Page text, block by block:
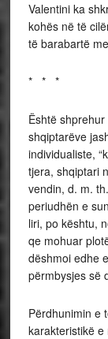
Valentini ka
kohës në të
të barabartë
* * *
Është
shqiptarëve
individualiste,
tjera, shqiptari
vendin, d. m.
periudhën e
liri, po kështu,
qe mohuar
dëshmoi edhe
përmbysjes së
Përdhunimin e
karakteristikë